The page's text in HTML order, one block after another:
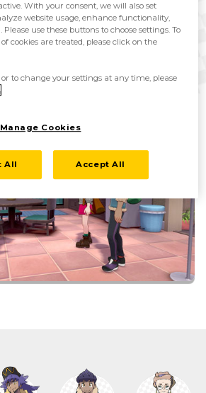
berühmte Pokémon-Professorin der Galar-
ihrer Forschung liegt auf dem
zu erforschen...
With your consent, we will also set
website usage, enhance functionality,
use these buttons to choose settings. To
cookies are treated, please click on the
to change your settings at any time, please
Manage Cookies
All Accept All